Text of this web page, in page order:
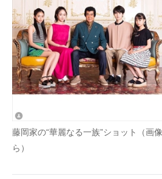
藤岡家の“華麗なる一族”ショット（画
ら）